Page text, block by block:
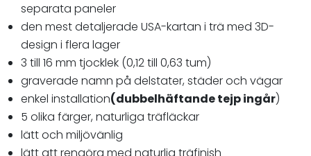
separata paneler
den mest detaljerade USA-kartan i trä med 3D-
design i flera lager
3 till 16 mm tjocklek (0,12 till 0,63 tum)
graverade namn på delstater, städer och vägar
enkel installation(dubbelhäftande tejp ingår)
5 olika färger, naturliga träfläckar
lätt och miljövänlig